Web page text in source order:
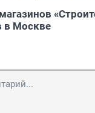
в Москве